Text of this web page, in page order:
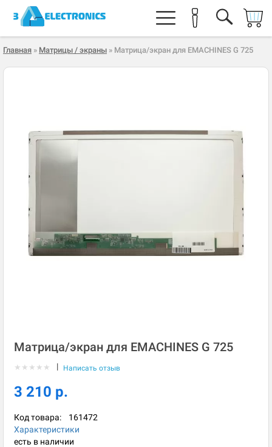
Главная » Матрицы / экраны » Матрица/экран для EMACHINES G 725
Матрица/экран для EMACHINES G 725
★ ★ ★ ★ ★ | Написать отзыв
3 210 р.
Код товара: 161472
Характеристики
есть в наличии